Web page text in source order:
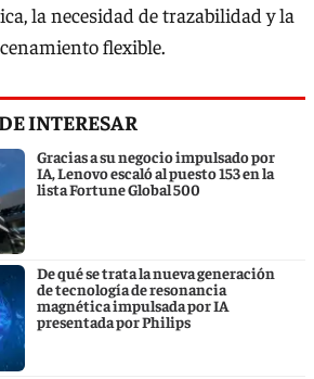
la necesidad de trazabilidad y la
flexible.
INTERESAR
Gracias a su negocio impulsado por
IA, Lenovo escaló al puesto 153 en la
lista Fortune Global 500
De qué se trata la nueva generación
de tecnología de resonancia
magnética impulsada por IA
presentada por Philips